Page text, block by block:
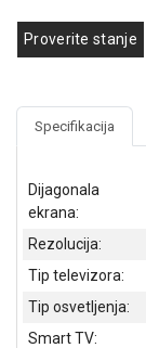
SOLARNI
SISTEMI
OPREMA
SKENERI I
FOTOKOPIRI
FOTOAPARATI
I KAMERE
GPS
NAVIGACIJE
Proverite stanje
Specifikacija
Dijagonala
ekrana:
Rezolucija:
Tip televizora:
Tip osvetljenja:
Smart TV: